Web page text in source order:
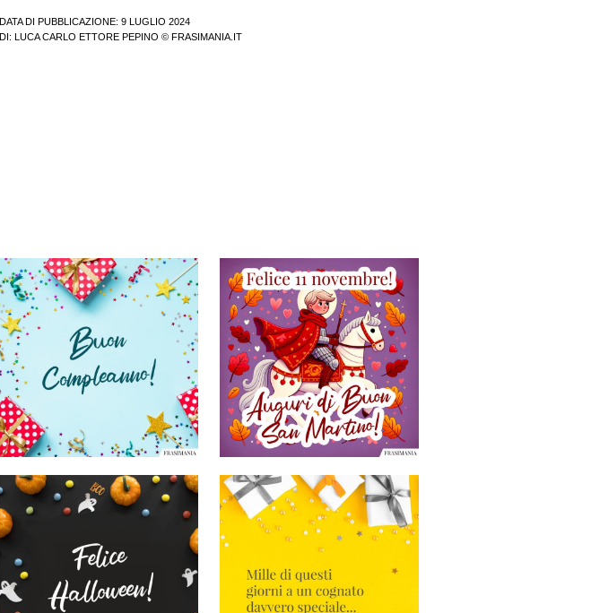
DATA DI PUBBLICAZIONE: 9 LUGLIO 2024
DI:
LUCA CARLO ETTORE PEPINO © FRASIMANIA.IT